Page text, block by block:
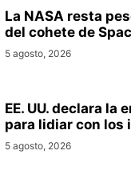
La NASA resta
del cohete de
5 agosto, 2026
EE. UU. declara la
para lidiar con los
5 agosto, 2026